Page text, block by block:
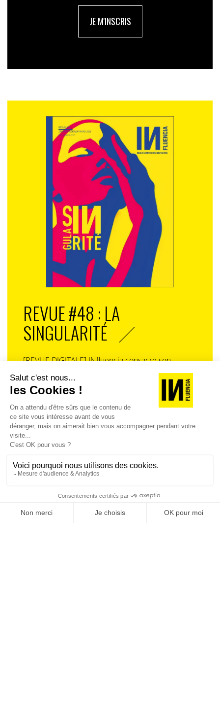
JE M'INSCRIS
REVUE #48 : LA
SINGULARITÉ
[REVUE DIGITALE] INfluencia consacre son
prochain numéro à une question devenue
centrale dans l’économie contemporaine : Qu’est-
ce que la singularité à l’heure de la
standardisation généralisée ? Ce numéro explore
la singularité là où elle est la plus mise à l’épreuve
: dans l’entreprise, dans la marque, dans les
organisations, dans les choix de gouvernance,
J'ACHÈTE LE NUMÉRO